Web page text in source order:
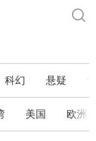
科幻 悬疑
美国 欧洲